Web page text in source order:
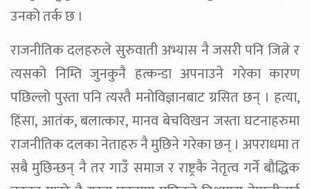
उनको तर्क छ ।
राजनीतिक दलहरुले सुरुवाती अभ्यास नै जसरी पनि जित्ने र
त्यसको निम्ति जुनकुनै हत्कन्डा अपनाउने गरेका कारण
पछिल्लो पुस्ता पनि त्यस्तै मनोविज्ञानबाट ग्रसित छन् । हत्या,
हिंसा, आतंक, बलात्कार, मानव बेचविखन जस्ता घटनाहरुमा
राजनीतिक दलका नेताहरु नै मुछिने गरेका छन् । अपराधमा त
सबै मुछिन्छन् नै तर गाउँ समाज र राष्ट्रकै नेतृत्व गर्ने बौद्धिक